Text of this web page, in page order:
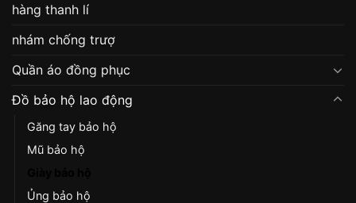
hàng thanh lí
nhám chống trượ
Quần áo đồng phục
Đồ bảo hộ lao động
Găng tay bảo hộ
Mũ bảo hộ
Ủng bảo hộ